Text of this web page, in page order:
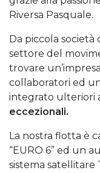
Riversa Pasquale.
Da piccola società
settore del
trovare
collaboratori ed
integrato ulteriori
eccezionali.
La nostra flotta è
“EURO 6” ed un
sistema satellitare